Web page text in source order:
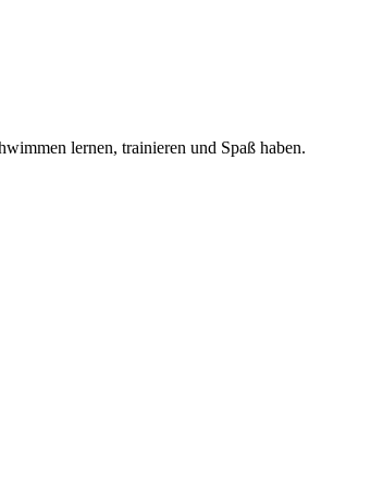
lernen, trainieren und Spaß haben.